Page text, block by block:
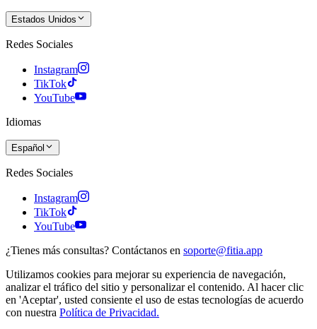
Estados Unidos
Redes Sociales
Instagram
TikTok
YouTube
Idiomas
Español
Redes Sociales
Instagram
TikTok
YouTube
¿Tienes más consultas? Contáctanos en soporte@fitia.app
Utilizamos cookies para mejorar su experiencia de navegación,
analizar el tráfico del sitio y personalizar el contenido. Al hacer clic
en 'Aceptar', usted consiente el uso de estas tecnologías de acuerdo
con nuestra Política de Privacidad.